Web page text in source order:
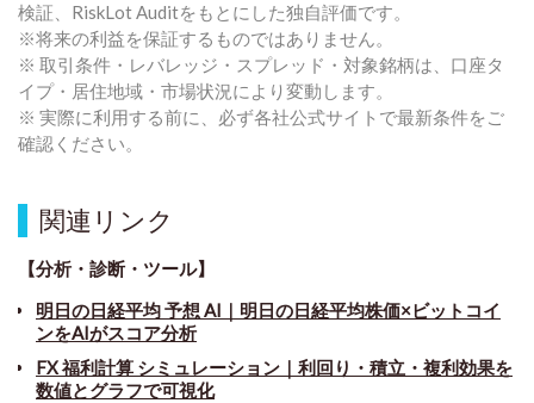
検証、RiskLot Auditをもとにした独自評価です。
※将来の利益を保証するものではありません。
※ 取引条件・レバレッジ・スプレッド・対象銘柄は、口座タ
イプ・居住地域・市場状況により変動します。
※ 実際に利用する前に、必ず各社公式サイトで最新条件をご
確認ください。
関連リンク
【分析・診断・ツール】
明日の日経平均 予想 AI｜明日の日経平均株価×ビットコイ
ンをAIがスコア分析
FX 福利計算 シミュレーション｜利回り・積立・複利効果を
数値とグラフで可視化